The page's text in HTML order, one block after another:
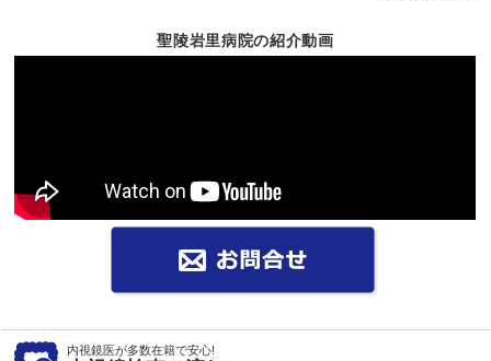
聖陵岩里病院の紹介動画
内視鏡医が多数在籍で安心!